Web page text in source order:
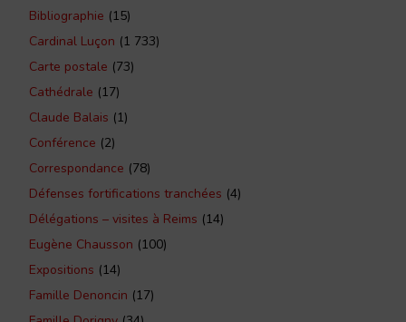
Bibliographie (15)
Cardinal Luçon (1 733)
Carte postale (73)
Cathédrale (17)
Claude Balais (1)
Conférence (2)
Correspondance (78)
Défenses fortifications tranchées (4)
Délégations – visites à Reims (14)
Eugène Chausson (100)
Expositions (14)
Famille Denoncin (17)